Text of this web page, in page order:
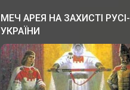
МЕЧ АРЕЯ НА ЗАХИСТІ РУСІ-
УКРАЇНИ